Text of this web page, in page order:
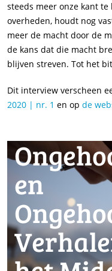
steeds meer onze kant
overheden, houdt nog
meer de macht door de
de kans dat die macht
blijven streven. Tot het
Dit interview verscheen
2020 | nr. 1 en op de
en